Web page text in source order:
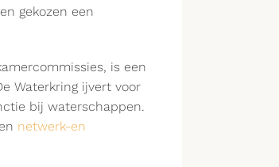
gekozen een
is een
Waterkring ijvert voor
bij waterschappen.
netwerk-en